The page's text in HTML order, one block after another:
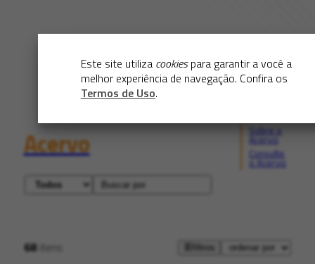
Este site utiliza cookiespara garantir a você a
melhor experiência de navegação. Confira os
Termos de Uso.
Acervo
Consulte
68itens filtros